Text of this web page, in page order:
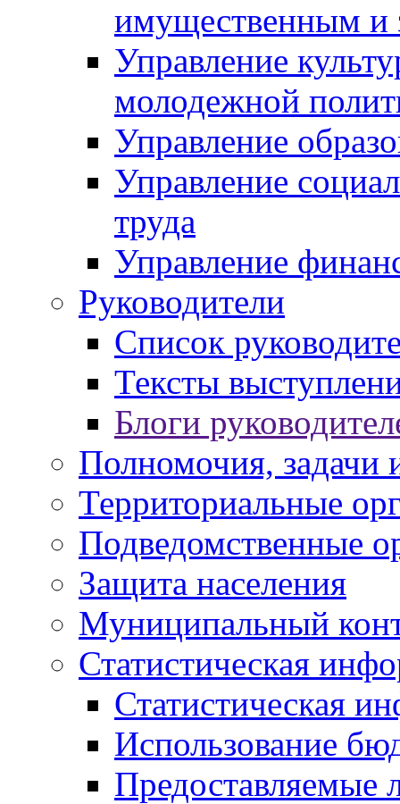
имущественным и
Управление
молодежной
Управление
Управление
труда
Управление
Руководители
Список
Тексты
Блоги
Полномочия, задачи
Территориальные
Подведомственные
Защита населения
Муниципальный
Статистическая
Статистическая
Использование
Предоставляемые